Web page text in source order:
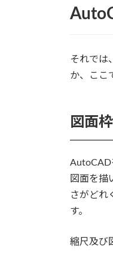
それでは
か、ここ
図面
AutoCAD
図面を描
さがどれ
す。
縮尺及び